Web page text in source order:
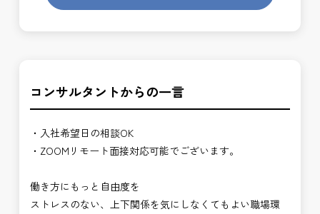
コンサルタントからの一言
・入社希望日の相談OK
・ZOOMリモート面接対応可能でございます。
働き方にもっと自由度を
ストレスのない、上下関係を気にしなくてもよい職場環